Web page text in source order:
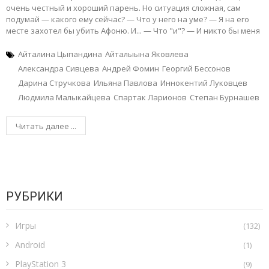
очень честный и хороший парень. Но ситуация сложная, сам
подумай — какого ему сейчас? — Что у него на уме? — Я на его
месте захотел бы убить Афоню. И... — Что "и"? — И никто бы меня
Айталина Цыпандина Айталыына Яковлева
Александра Сивцева Андрей Фомин Георгий Бессонов
Дарина Стручкова Ильяна Павлова Иннокентий Луковцев
Людмила Малыкайцева Спартак Ларионов Степан Бурнашев
Читать далее ...
РУБРИКИ
Игры (132)
Android (1)
PlayStation 3 (9)